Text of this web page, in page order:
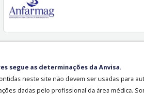
segue as determinações da Anvisa.
neste site não devem ser usadas para
dadas pelo profissional da área médica.